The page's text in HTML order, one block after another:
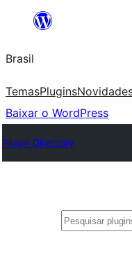
o
conteúdo
Brasil
TemasPlugins
Baixar o WordPress
Plugin Directory
Pesquisar